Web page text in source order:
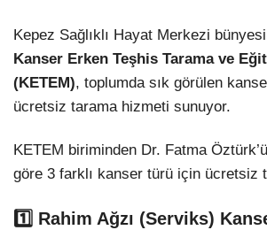
Kepez Sağlıklı Hayat Merkezi
Kanser Erken Teşhis Tarama ve
(KETEM), toplumda sık görülen
ücretsiz tarama hizmeti sunuyor.
KETEM biriminden Dr. Fatma
göre 3 farklı kanser türü için ücretsiz
1️⃣ Rahim Ağzı (Serviks)